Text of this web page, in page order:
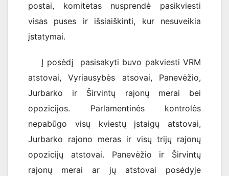
postai, komitetas nusprendė pasikviesti
visas puses ir išsiaiškinti, kur nesuveikia
įstatymai.
Į posėdį pasisakyti buvo pakviesti VRM
atstovai, Vyriausybės atsovai, Panevėžio,
Jurbarko ir Širvintų rajonų merai bei
opozicijos. Parlamentinės kontrolės
nepabūgo visų kviestų įstaigų atstovai,
Jurbarko rajono meras ir visų trijų rajonų
opozicijų atstovai. Panevėžio ir Širvintų
rajonų merai ar jų atstovai posėdyje